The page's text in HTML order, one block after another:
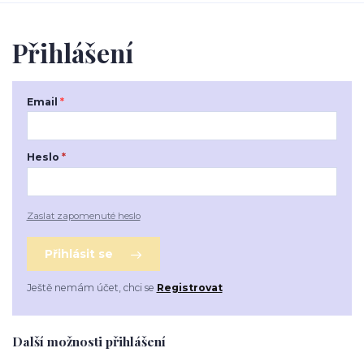
Přihlášení
Email *
Heslo *
Zaslat zapomenuté heslo
Přihlásit se
Ještě nemám účet, chci se Registrovat
Další možnosti přihlášení